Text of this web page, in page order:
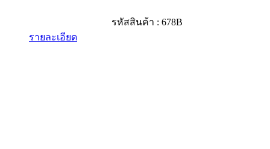
รหัสสินค้า : 678B
รายละเอียด